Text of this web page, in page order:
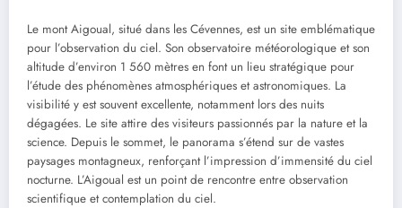
Le mont Aigoual, situé dans les Cévennes, est un site emblématique
pour l’observation du ciel. Son observatoire météorologique et son
altitude d’environ 1 560 mètres en font un lieu stratégique pour
l’étude des phénomènes atmosphériques et astronomiques. La
visibilité y est souvent excellente, notamment lors des nuits
dégagées. Le site attire des visiteurs passionnés par la nature et la
science. Depuis le sommet, le panorama s’étend sur de vastes
paysages montagneux, renforçant l’impression d’immensité du ciel
nocturne. L’Aigoual est un point de rencontre entre observation
scientifique et contemplation du ciel.